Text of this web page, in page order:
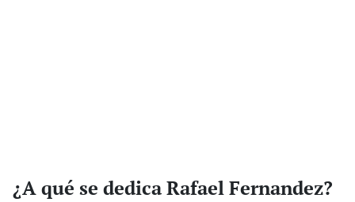
¿A qué se dedica Rafael Fernandez?